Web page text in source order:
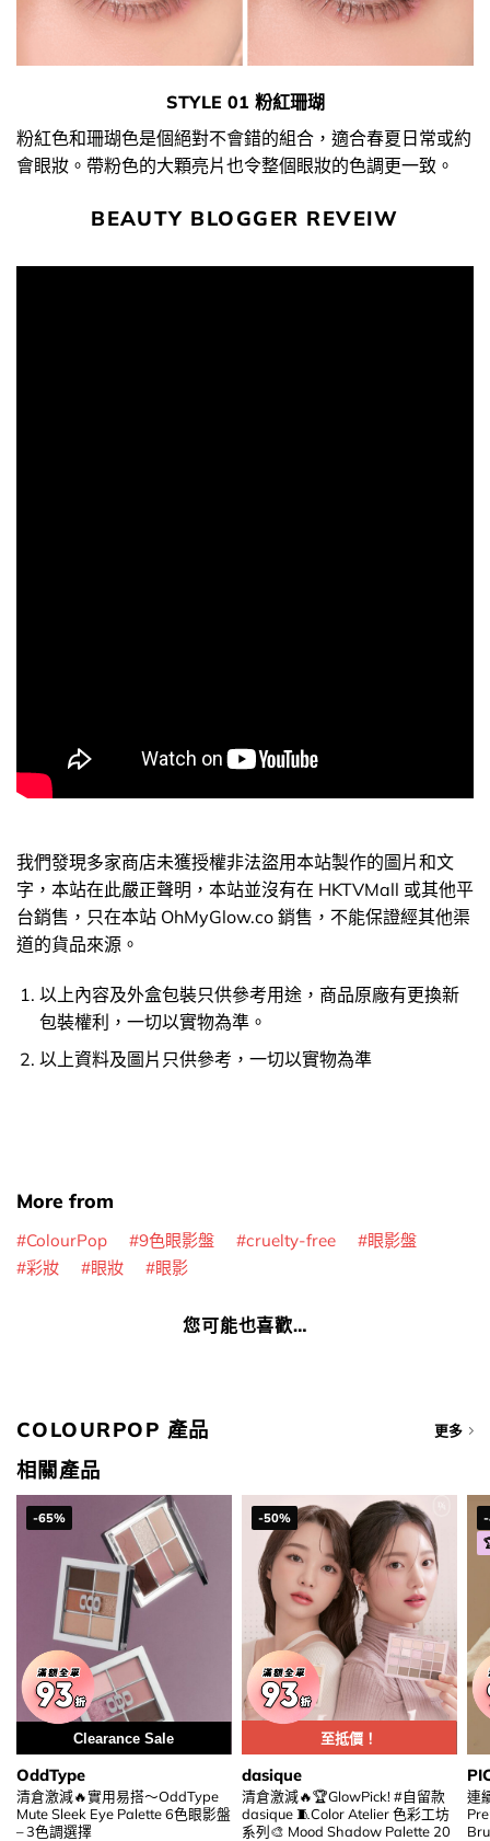
STYLE 01 粉紅珊瑚
粉紅色和珊瑚色是個絕對不會錯的組合，適合春夏日常或約
會眼妝。帶粉色的大顆亮片也令整個眼妝的色調更一致。
BEAUTY BLOGGER REVEIW
包裝權利，一切以實物為準。
以上資料及圖片只供參考，一切以實物為準
我們發現多家商店未獲授權非法盜用本站製作的圖片和文
字，本站在此嚴正聲明，本站並沒有在 HKTVMall 或其他平
台銷售，只在本站 OhMyGlow.co 銷售，不能保證經其他渠
道的貨品來源。
以上內容及外盒包裝只供參考用途，商品原廠有更換新
包裝權利，一切以實物為準。
以上資料及圖片只供參考，一切以實物為準
More from
ColourPop 9色眼影盤 cruelty-free
眼影盤
彩妝
眼妝 眼影
您可能也喜歡…
COLOURPOP 產品 更多
相關產品
-65%
Clearance Sale
OddType
清倉激減🔥實用易搭～OddType
Mute Sleek Eye Palette 6色眼影盤
– 3色調選擇
-50%
Clearance Sale
至抵價！
dasique
清倉激減🔥🏆GlowPick! #自留款
dasique 🧵Color Atelier 色彩工坊
系列🎨 Mood Shadow Palette 20
連